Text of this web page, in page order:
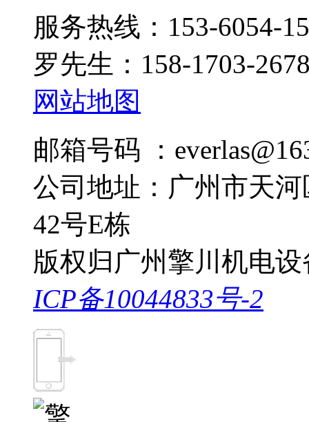
服务热线：153-6054-
罗先生：158-1703-
网站地图
邮箱号码 ：
公司地址：广州市天
42号E栋
版权归广州擎川机电
ICP备10044833号-2